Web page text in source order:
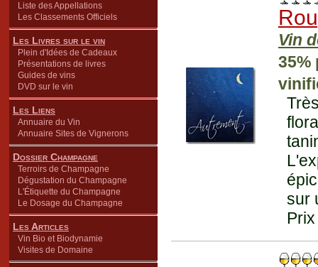
Liste des Appellations
Les Classements Officiels
Les Livres sur le vin
Plein d'Idées de Cadeaux
Présentations de livres
Guides de vins
DVD sur le vin
Les Liens
Annuaire du Vin
Annuaire Sites de Vignerons
Dossier Champagne
Terroirs de Champagne
Dégustation du Champagne
L'Étiquette du Champagne
Le Dosage du Champagne
Les Articles
Vin Bio et Biodynamie
Visites de Domaine
Vin
35%
sur